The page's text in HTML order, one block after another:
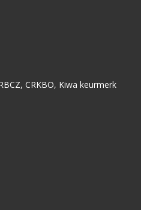
CRKBO, Kiwa keurmerk